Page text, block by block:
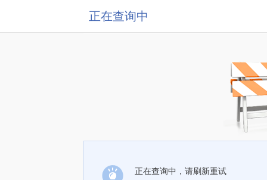
正在查询中
正在查询中，请刷新重试